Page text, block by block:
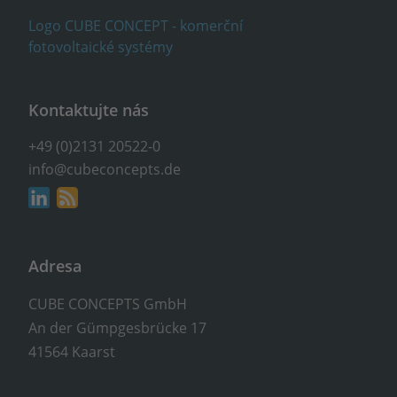
Kontaktujte nás
+49 (0)2131 20522-0
info@cubeconcepts.de
Adresa
CUBE CONCEPTS GmbH
An der Gümpgesbrücke 17
41564 Kaarst